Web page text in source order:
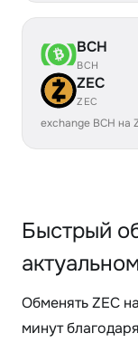
BCH
BCH
ZEC
ZEC
exchange BCH на
Быстрый
Обменять ZEC
минут